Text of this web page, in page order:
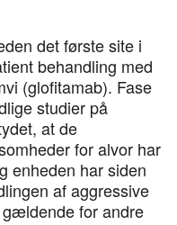
det første site i
behandling med
(glofitamab). Fase
studier på
at de
for alvor har
enheden har siden
af aggressive
for andre